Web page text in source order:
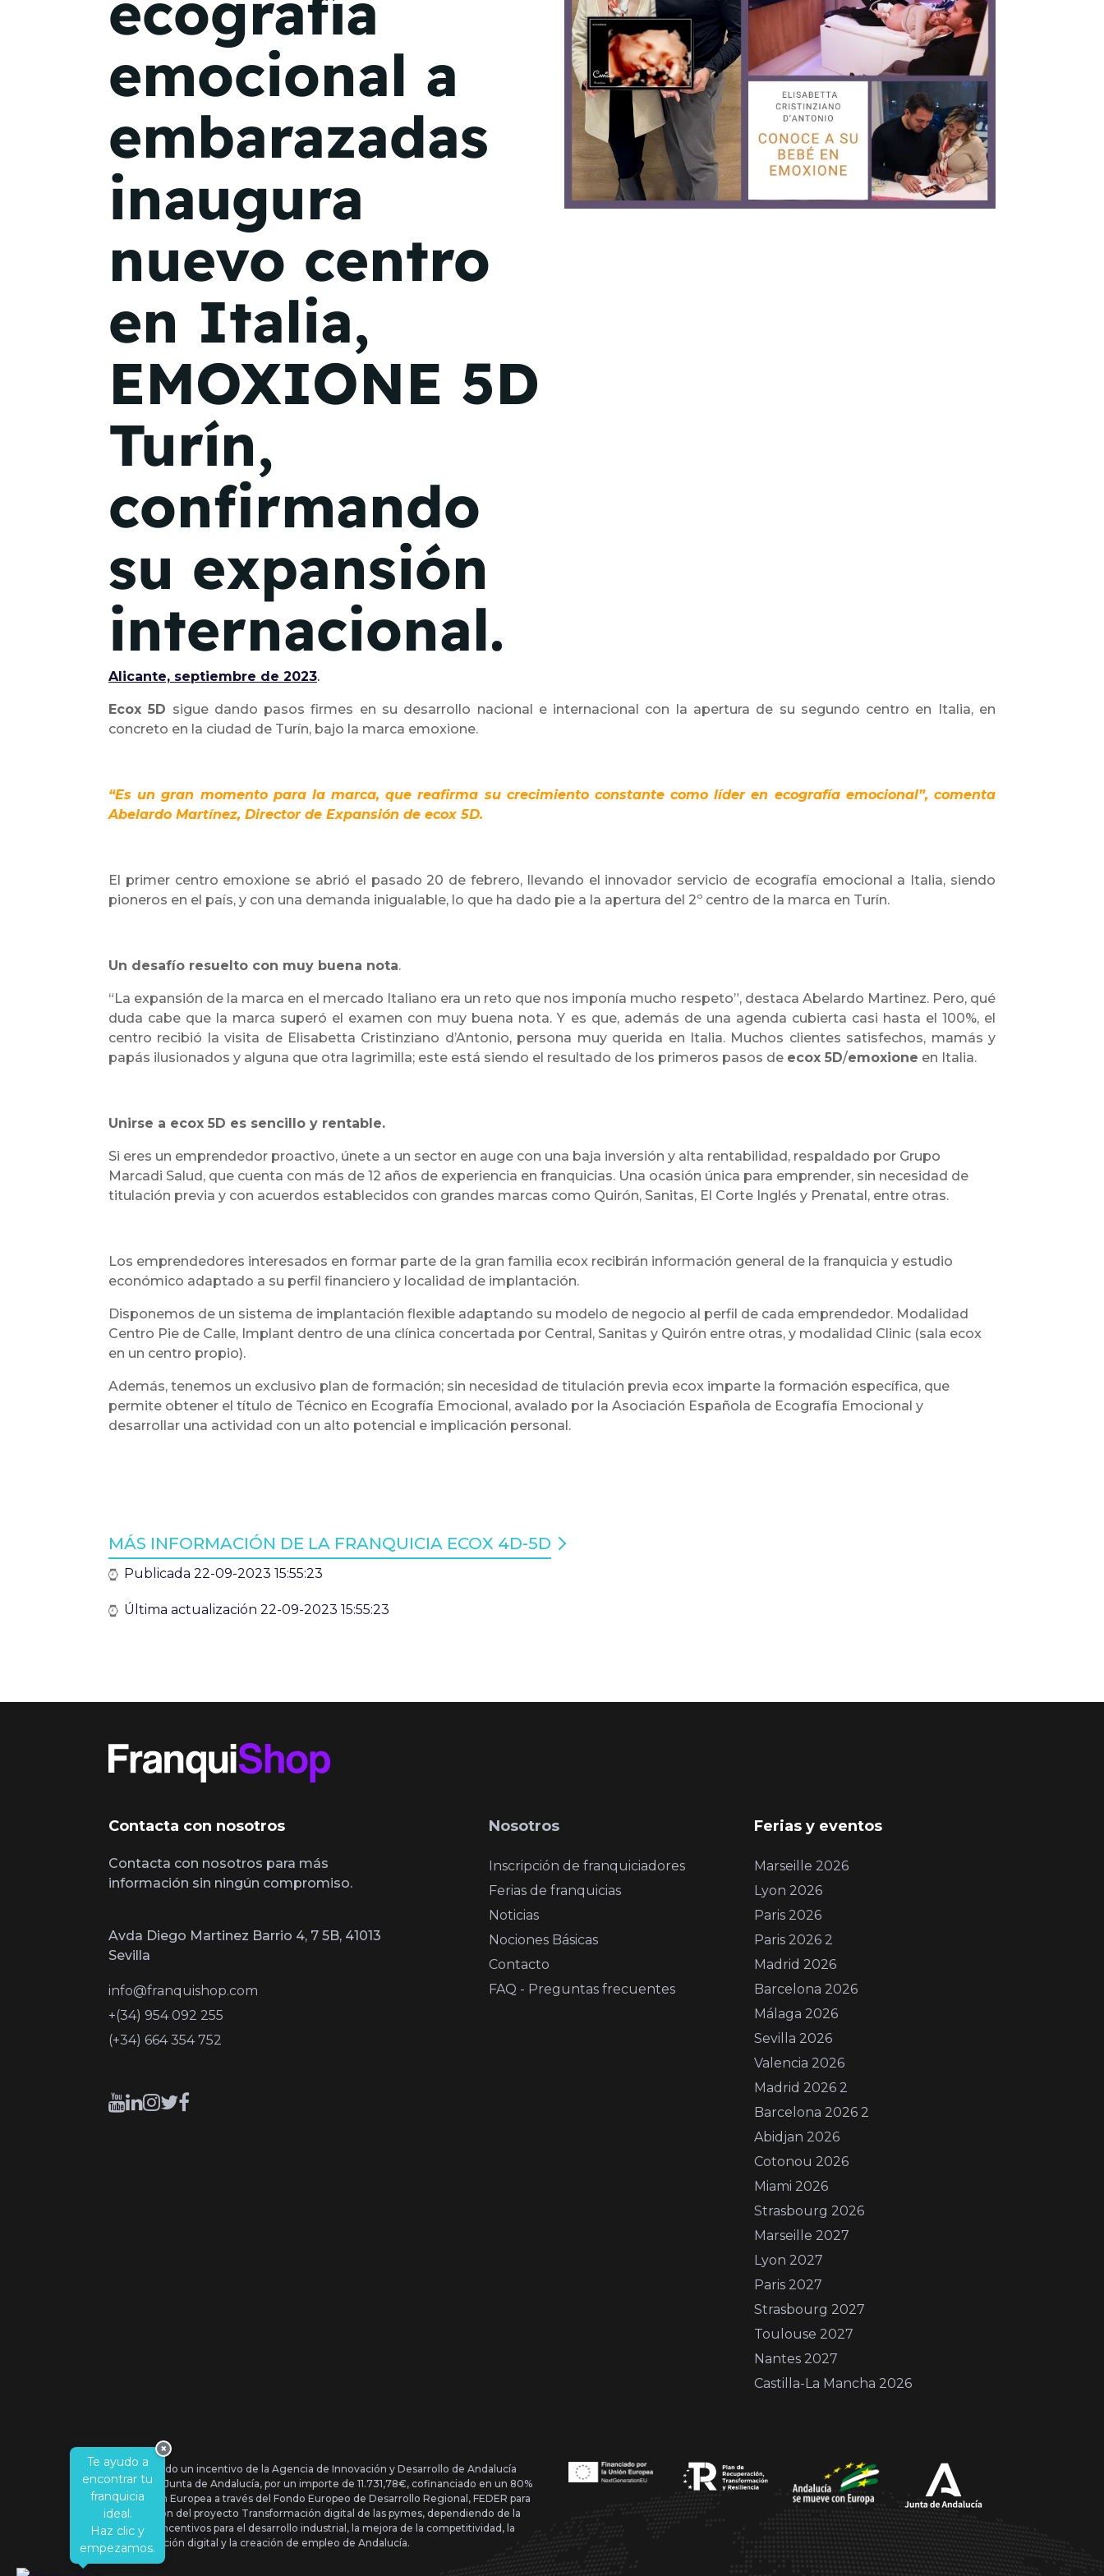
Madrid 2026 2 -08
de octubre
Castilla-La Mancha
22 de octubre
Barcelona 2026 2 -
05 de noviembre
Infórmate
emocional a
embarazadas
inaugura
nuevo centro
en Italia,
EMOXIONE 5D
Turín,
confirmando
su expansión
internacional.
Alicante, septiembre de 2023.
Ecox 5D sigue dando pasos firmes en su desarrollo nacional e internacional con la apertura de su segundo centro en Italia, en
concreto en la ciudad de Turín, bajo la marca emoxione.
“Es un gran momento para la marca, que reafirma su crecimiento constante como líder en ecografía emocional”, comenta
Abelardo Martínez, Director de Expansión de ecox 5D.
El primer centro emoxione se abrió el pasado 20 de febrero, llevando el innovador servicio de ecografía emocional a Italia, siendo
pioneros en el país, y con una demanda inigualable, lo que ha dado pie a la apertura del 2º centro de la marca en Turín.
Un desafío resuelto con muy buena nota.
“La expansión de la marca en el mercado Italiano era un reto que nos imponía mucho respeto”, destaca Abelardo Martinez. Pero, qué
duda cabe que la marca superó el examen con muy buena nota. Y es que, además de una agenda cubierta casi hasta el 100%, el
centro recibió la visita de Elisabetta Cristinziano d’Antonio, persona muy querida en Italia. Muchos clientes satisfechos, mamás y
papás ilusionados y alguna que otra lagrimilla; este está siendo el resultado de los primeros pasos de ecox 5D/emoxione en Italia.
Unirse a ecox 5D es sencillo y rentable.
Si eres un emprendedor proactivo, únete a un sector en auge con una baja inversión y alta rentabilidad, respaldado por Grupo
Marcadi Salud, que cuenta con más de 12 años de experiencia en franquicias. Una ocasión única para emprender, sin necesidad de
titulación previa y con acuerdos establecidos con grandes marcas como Quirón, Sanitas, El Corte Inglés y Prenatal, entre otras.
Los emprendedores interesados en formar parte de la gran familia ecox recibirán información general de la franquicia y estudio
económico adaptado a su perfil financiero y localidad de implantación.
Disponemos de un sistema de implantación flexible adaptando su modelo de negocio al perfil de cada emprendedor. Modalidad
Centro Pie de Calle, Implant dentro de una clínica concertada por Central, Sanitas y Quirón entre otras, y modalidad Clinic (sala ecox
en un centro propio).
Además, tenemos un exclusivo plan de formación; sin necesidad de titulación previa ecox imparte la formación específica, que
permite obtener el título de Técnico en Ecografía Emocional, avalado por la Asociación Española de Ecografía Emocional y
desarrollar una actividad con un alto potencial e implicación personal.
MÁS INFORMACIÓN DE LA FRANQUICIA ECOX 4D-5D
Publicada 22-09-2023 15:55:23
Última actualización 22-09-2023 15:55:23
Contacta con nosotros
Contacta con nosotros para más
información sin ningún compromiso.
Avda Diego Martinez Barrio 4, 7 5B, 41013
Sevilla
info@franquishop.com
+(34) 954 092 255
(+34) 664 354 752
Nosotros
Inscripción de franquiciadores
Ferias de franquicias
Noticias
Nociones Básicas
Contacto
FAQ - Preguntas frecuentes
Ferias y eventos
Marseille 2026
Lyon 2026
Paris 2026
Paris 2026 2
Madrid 2026
Barcelona 2026
Málaga 2026
Sevilla 2026
Valencia 2026
Madrid 2026 2
Barcelona 2026 2
Abidjan 2026
Cotonou 2026
Miami 2026
Strasbourg 2026
Marseille 2027
Lyon 2027
Paris 2027
Strasbourg 2027
Toulouse 2027
Nantes 2027
Castilla-La Mancha 2026
Se ha recibido un incentivo de la Agencia de Innovación y Desarrollo de Andalucía
IDEA, de la Junta de Andalucía, por un importe de 11.731,78€, cofinanciado en un 80%
por la Unión Europea a través del Fondo Europeo de Desarrollo Regional, FEDER para
la realización del proyecto Transformación digital de las pymes, dependiendo de la
Orden de Incentivos para el desarrollo industrial, la mejora de la competitividad, la
transformación digital y la creación de empleo de Andalucía.
Te ayudo a
encontrar tu
franquicia
ideal.
Haz clic y
empezamos.
×